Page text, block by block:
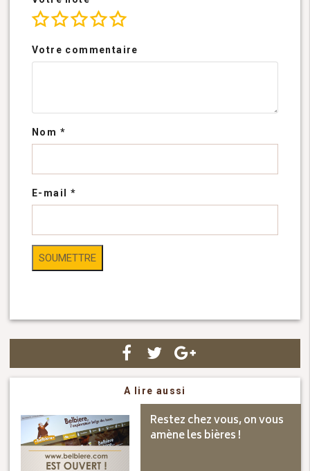
Votre commentaire
Nom *
E-mail *
A lire aussi
Restez chez vous, on vous
amène les bières !